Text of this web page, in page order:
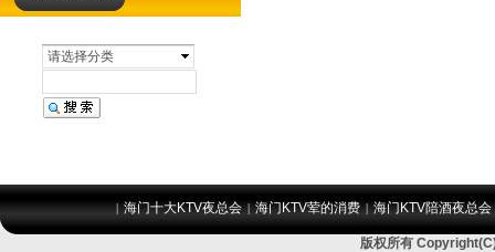
请选择分类
|海门十大KTV夜总会 |海门KTV荤的消费 |海门KTV陪酒夜总会
版权所有